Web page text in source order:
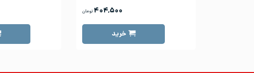
۴۰۴,۵۰۰ تومان
خرید